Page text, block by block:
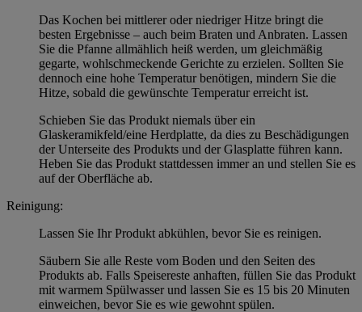
Das Kochen bei mittlerer oder niedriger Hitze bringt die
besten Ergebnisse – auch beim Braten und Anbraten. Lassen
Sie die Pfanne allmählich heiß werden, um gleichmäßig
gegarte, wohlschmeckende Gerichte zu erzielen. Sollten Sie
dennoch eine hohe Temperatur benötigen, mindern Sie die
Hitze, sobald die gewünschte Temperatur erreicht ist.
Schieben Sie das Produkt niemals über ein
Glaskeramikfeld/eine Herdplatte, da dies zu Beschädigungen
der Unterseite des Produkts und der Glasplatte führen kann.
Heben Sie das Produkt stattdessen immer an und stellen Sie es
auf der Oberfläche ab.
Reinigung:
Lassen Sie Ihr Produkt abkühlen, bevor Sie es reinigen.
Säubern Sie alle Reste vom Boden und den Seiten des
Produkts ab. Falls Speisereste anhaften, füllen Sie das Produkt
mit warmem Spülwasser und lassen Sie es 15 bis 20 Minuten
einweichen, bevor Sie es wie gewohnt spülen.